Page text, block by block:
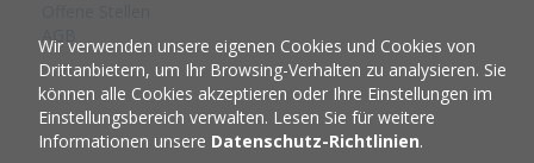
Wir verwenden unsere eigenen Cookies und Cookies von
Drittanbietern, um Ihr Browsing-Verhalten zu analysieren. Sie
können alle Cookies akzeptieren oder Ihre Einstellungen im
Einstellungsbereich verwalten. Lesen Sie für weitere
Informationen unsere Datenschutz-Richtlinien.